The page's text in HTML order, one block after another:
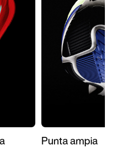
Punta ampia